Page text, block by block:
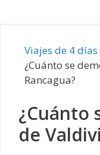
Viajes de 4 días
¿Cuánto se
Rancagua?
¿Cuánto
de